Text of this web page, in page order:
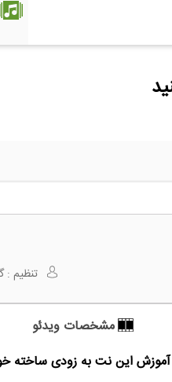
تنظیم :
مشخصات ویدئو
این نت به زودی ساخته